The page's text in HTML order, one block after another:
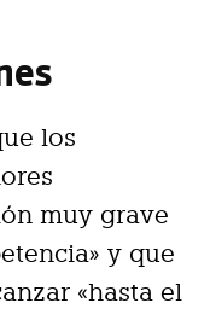
los
muy grave
y que
«hasta el